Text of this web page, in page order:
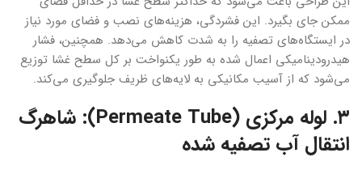
ممکن جای بگیرد. این فشردگی، هزینه‌های نصب و فضای مورد نیاز
در ایستگاه‌های تصفیه را به شدت کاهش می‌دهد. همچنین، فشار
هیدرودینامیکی اعمال شده به طور یکنواخت بر کل سطح غشا توزیع
می‌شود که از آسیب مکانیکی به لایه‌های ظریف جلوگیری می‌کند.
۳. لوله مرکزی (Permeate Tube): شاهرگ
انتقال آب تصفیه شده